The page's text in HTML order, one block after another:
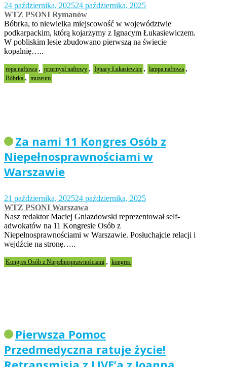
24 października, 202524 października, 2025
WTZ PSONI Rymanów
Bóbrka, to niewielka miejscowość w województwie
podkarpackim, którą kojarzymy z Ignacym Łukasiewiczem.
W pobliskim lesie zbudowano pierwszą na świecie
kopalnię…..
ropa naftowa , przemysł naftowy , Ignacy Łukasiewicz , lampa naftowa ,
Bóbrka , muzeum
Za nami 11 Kongres Osób z
Niepełnosprawnościami w
Warszawie
21 października, 202524 października, 2025
WTZ PSONI Warszawa
Nasz redaktor Maciej Gniazdowski reprezentował self-
adwokatów na 11 Kongresie Osób z
Niepełnosprawnościami w Warszawie. Posłuchajcie relacji i
wejdźcie na stronę…..
Kongres Osób z Niepełnosprawnościami , kongres
Pierwsza Pomoc
Przedmedyczna ratuje życie!